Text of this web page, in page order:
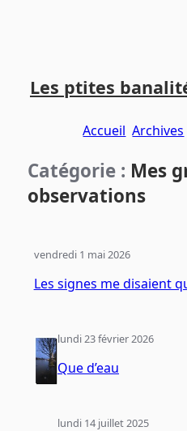
contenu
menuLes ptites
Accueil Archives
Catégorie : Mes
observations
Les signes me disaient
vendredi 1 mai 2026
Que d’eau
lundi 23 février 2026
lundi 14 juillet 2025